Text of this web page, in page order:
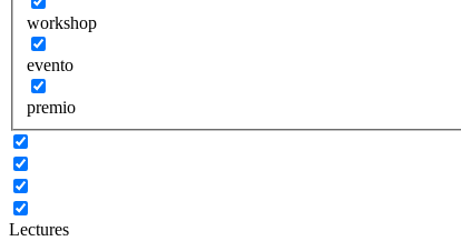
workshop
evento
premio
Lectures